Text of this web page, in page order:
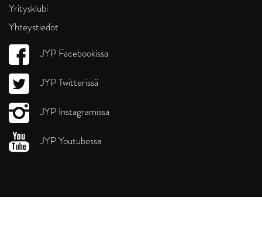
Yritysklubi
Yhteystiedot
JYP Facebookissa
JYP Twitterissä
JYP Instagramissa
JYP Youtubessa